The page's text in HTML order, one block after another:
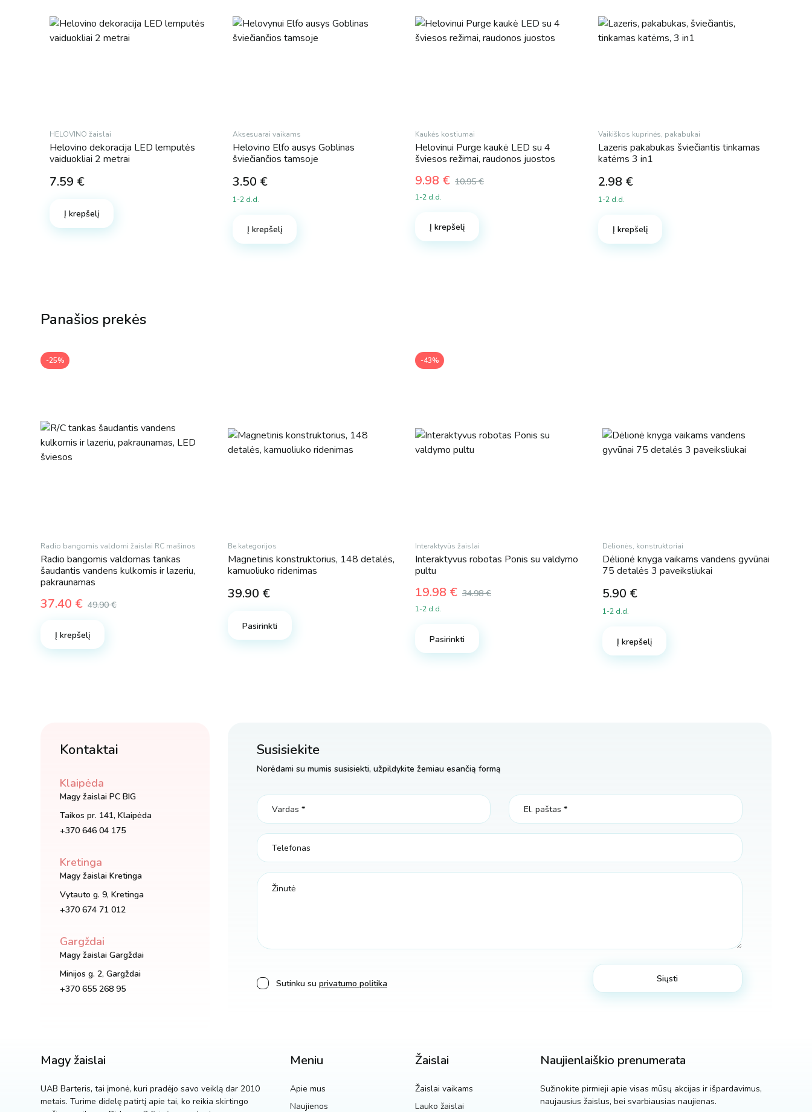
HELOVINO žaislai
Helovino dekoracija LED lemputės
vaiduokliai 2 metrai
7.59 €
Į krepšelį
Aksesuarai vaikams
Helovino Elfo ausys Goblinas
šviečiančios tamsoje
3.50 €
1-2 d.d.
Į krepšelį
Kaukės kostiumai
Helovinui Purge kaukė LED su 4
šviesos režimai, raudonos juostos
10.95€
Original
was:
10.95 €.
9.98 €
Current
9.98 €.
1-2 d.d.
Į krepšelį
Vaikiškos kuprinės, pakabukai
Lazeris pakabukas šviečiantis tinkamas
katėms 3 in1
2.98 €
1-2 d.d.
Į krepšelį
Panašios prekės
-25%
Radio bangomis valdomi žaislai RC mašinos
Radio bangomis valdomas tankas
šaudantis vandens kulkomis ir lazeriu,
pakraunamas
49.90€
price
was:
37.40 €
price
is:
Į krepšelį
Be kategorijos
Magnetinis konstruktorius, 148 detalės,
kamuoliuko ridenimas
39.90 €
Pasirinkti
-43%
Interaktyvūs žaislai
Interaktyvus robotas Ponis su valdymo
pultu
34.98€
Original
was:
19.98 €
Current
1-2 d.d.
Pasirinkti
Dėlionės, konstruktoriai
Dėlionė knyga vaikams vandens gyvūnai
75 detalės 3 paveiksliukai
5.90 €
1-2 d.d.
Į krepšelį
Kontaktai
Klaipėda
Magy žaislai PC BIG
Taikos pr. 141, Klaipėda
+370 646 04 175
Kretinga
Magy žaislai Kretinga
Vytauto g. 9, Kretinga
+370 674 71 012
Gargždai
Magy žaislai Gargždai
Minijos g. 2, Gargždai
+370 655 268 95
Susisiekite
Norėdami su mumis susisiekti, užpildykite žemiau esančią formą
Sutinku su privatumo politika
Magy žaislai
UAB Barteris, tai įmonė, kuri pradėjo savo veiklą dar 2010
metais. Turime didelę patirtį apie tai, ko reikia skirtingo
Meniu
Apie mus
Naujienos
Žaislai
Žaislai vaikams
Lauko žaislai
Naujienlaiškio prenumerata
Sužinokite pirmieji apie visas mūsų akcijas ir išpardavimus,
naujausius žaislus, bei svarbiausias naujienas.